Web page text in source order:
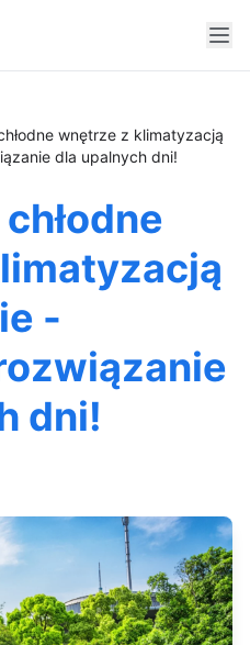
wnętrze z klimatyzacją
dla upalnych dni!
-
dni!